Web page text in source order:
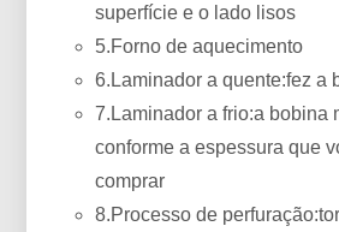
superfície e o lado lisos
5.Forno de aquecimento
6.Laminador a quente:fez a
7.Laminador a frio:a bobina
conforme a espessura que
comprar
8.Processo de